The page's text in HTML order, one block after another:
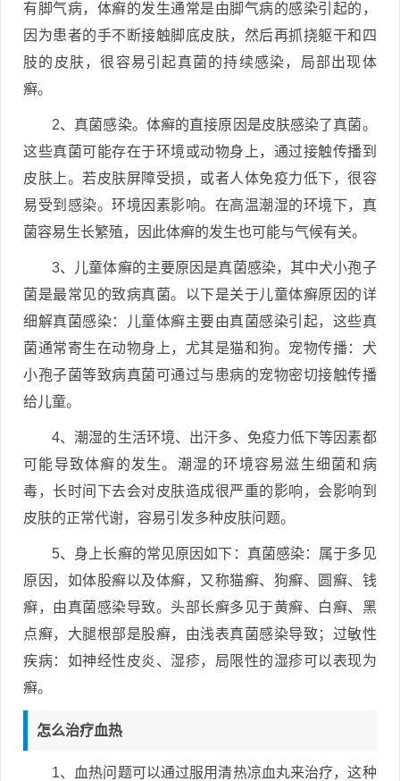
有脚气病，体癣的发生通常是由脚气病的感染引起的，
因为患者的手不断接触脚底皮肤，然后再抓挠躯干和四
肢的皮肤，很容易引起真菌的持续感染，局部出现体
癣。
2、真菌感染。体癣的直接原因是皮肤感染了真菌。
这些真菌可能存在于环境或动物身上，通过接触传播到
皮肤上。若皮肤屏障受损，或者人体免疫力低下，很容
易受到感染。环境因素影响。在高温潮湿的环境下，真
菌容易生长繁殖，因此体癣的发生也可能与气候有关。
3、儿童体癣的主要原因是真菌感染，其中犬小孢子
菌是最常见的致病真菌。以下是关于儿童体癣原因的详
细解真菌感染：儿童体癣主要由真菌感染引起，这些真
菌通常寄生在动物身上，尤其是猫和狗。宠物传播：犬
小孢子菌等致病真菌可通过与患病的宠物密切接触传播
给儿童。
4、潮湿的生活环境、出汗多、免疫力低下等因素都
可能导致体癣的发生。潮湿的环境容易滋生细菌和病
毒，长时间下去会对皮肤造成很严重的影响，会影响到
皮肤的正常代谢，容易引发多种皮肤问题。
5、身上长癣的常见原因如下：真菌感染：属于多见
原因，如体股癣以及体癣，又称猫癣、狗癣、圆癣、钱
癣，由真菌感染导致。头部长癣多见于黄癣、白癣、黑
点癣，大腿根部是股癣，由浅表真菌感染导致；过敏性
疾病：如神经性皮炎、湿疹，局限性的湿疹可以表现为
癣。
怎么治疗血热
1、血热问题可以通过服用清热凉血丸来治疗，这种